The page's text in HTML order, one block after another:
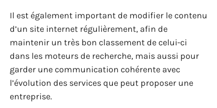
Il est également important de modifier le contenu
d’un site internet régulièrement, afin de
maintenir un très bon classement de celui-ci
dans les moteurs de recherche, mais aussi pour
garder une communication cohérente avec
l’évolution des services que peut proposer une
entreprise.